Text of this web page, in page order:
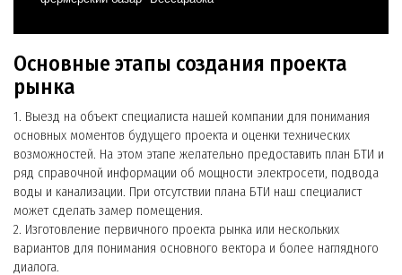
Основные этапы создания проекта
рынка
1. Выезд на объект специалиста нашей компании для понимания
основных моментов будущего проекта и оценки технических
возможностей. На этом этапе желательно предоставить план БТИ и
ряд справочной информации об мощности электросети, подвода
воды и канализации. При отсутствии плана БТИ наш специалист
может сделать замер помещения.
2. Изготовление первичного проекта рынка или нескольких
вариантов для понимания основного вектора и более наглядного
диалога.